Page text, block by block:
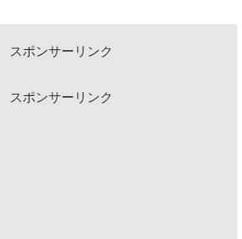
スポンサーリンク
スポンサーリンク